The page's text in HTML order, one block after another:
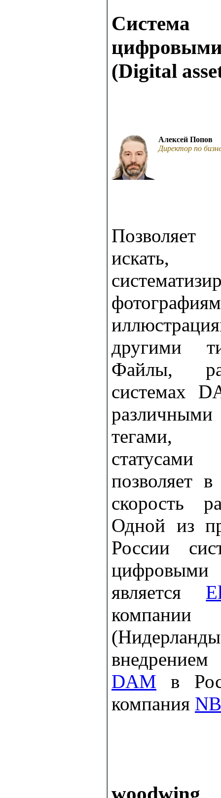
Система
(Digital
Алексей Попов
Директор по
другими
Файлы,
системах
тегами,
позволяет
скорость
Одной из
России
является
DAM в
компания